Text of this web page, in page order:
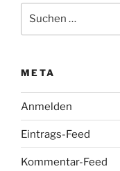
nach:
META
Anmelden
Eintrags-Feed
Kommentar-Feed